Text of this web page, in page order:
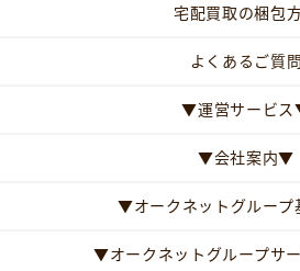
宅配買取の梱包
よくあるご質問
▼運営サービ
▼会社案内▼
▼オークネットグルー
▼オークネットグループサ